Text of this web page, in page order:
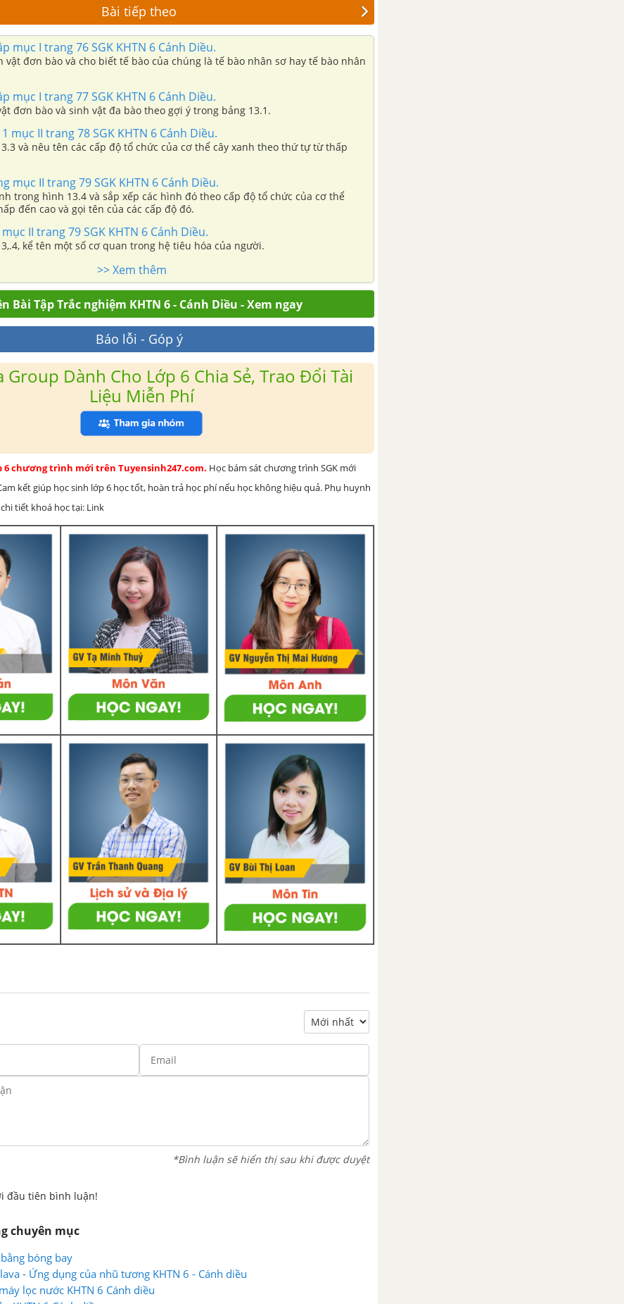
Bài tiếp theo
mục I trang 76 SGK KHTN 6 Cánh Diều.
vật đơn bào và cho biết tế bào của chúng là tế bào nhân sơ hay tế bào nhân
mục I trang 77 SGK KHTN 6 Cánh Diều.
đơn bào và sinh vật đa bào theo gợi ý trong bảng 13.1.
mục II trang 78 SGK KHTN 6 Cánh Diều.
và nêu tên các cấp độ tổ chức của cơ thể cây xanh theo thứ tự từ thấp
mục II trang 79 SGK KHTN 6 Cánh Diều.
trong hình 13.4 và sắp xếp các hình đó theo cấp độ tổ chức của cơ thể
đến cao và gọi tên của các cấp độ đó.
II trang 79 SGK KHTN 6 Cánh Diều.
kể tên một số cơ quan trong hệ tiêu hóa của người.
>> Xem thêm
Bài Tập Trắc nghiệm KHTN 6 - Cánh Diều - Xem ngay
Báo lỗi - Góp ý
Group Dành Cho Lớp 6 Chia Sẻ, Trao Đổi Tài
Liệu Miễn Phí
6 chương trình mới trên Tuyensinh247.com. Học bám sát chương trình SGK mới
kết giúp học sinh lớp 6 học tốt, hoàn trả học phí nếu học không hiệu quả. Phụ huynh
tiết khoá học tại: Link
*Bình luận sẽ hiển thị sau khi được duyệt
đầu tiên bình luận!
chuyên mục
bóng bay
- Ứng dụng của nhũ tương KHTN 6 - Cánh diều
lọc nước KHTN 6 Cánh diều